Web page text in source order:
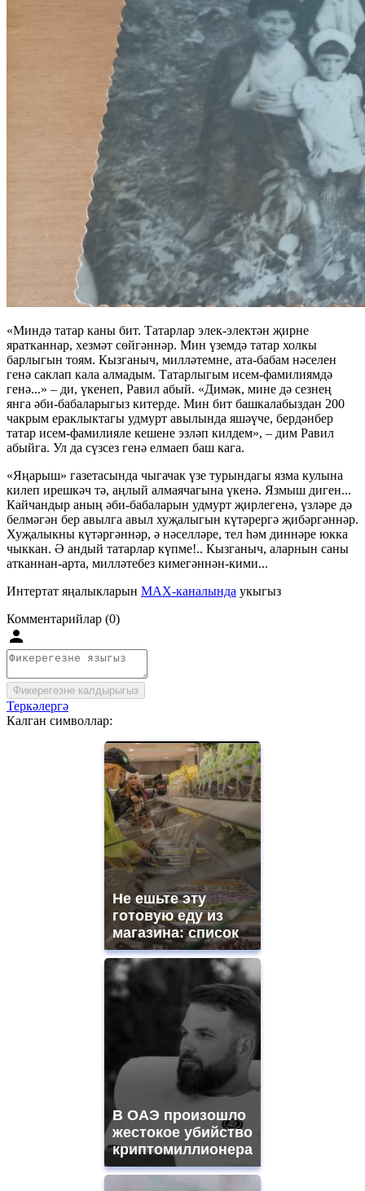
«Миндә татар каны бит. Татарлар элек-электән җирне
яратканнар, хезмәт сөйгәннәр. Мин үземдә татар холкы
барлыгын тоям. Кызганыч, милләтемне, ата-бабам нәселен
генә саклап кала алмадым. Татарлыгым исем-фамилиямдә
генә...» – ди, үкенеп, Равил абый. «Димәк, мине дә сезнең
янга әби-бабаларыгыз китерде. Мин бит башкалабыздан 200
чакрым ераклыктагы удмурт авылында яшәүче, бердәнбер
татар исем-фамилияле кешене эзләп килдем», – дим Равил
абыйга. Ул да сүзсез генә елмаеп баш кага.
«Яңарыш» газетасында чыгачак үзе турындагы язма кулына
килеп ирешкәч тә, аңлый алмаячагына үкенә. Язмыш диген...
Кайчандыр аның әби-бабаларын удмурт җирлегенә, үзләре дә
белмәгән бер авылга авыл хуҗалыгын күтәрергә җибәргәннәр.
Хуҗалыкны күтәргәннәр, ә нәселләре, тел һәм диннәре юкка
чыккан. Ә андый татарлар күпме!.. Кызганыч, аларнын саны
атканнан-арта, милләтебез кимегәннән-кими...
Интертат яңалыкларын MAX-каналында укыгыз
Комментарийлар (0)
Фикерегезне калдырыгыз
Теркәлергә
Калган символлар:
Не ешьте эту
готовую еду из
магазина: список
В ОАЭ произошло
жестокое убийство
криптомиллионера